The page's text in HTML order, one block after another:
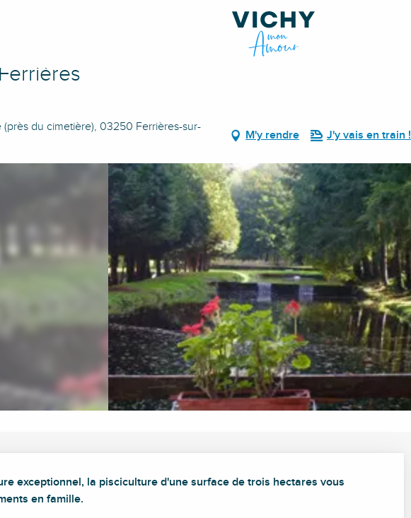
(près du cimetière), 03250 Ferrières-sur-
M'y rendre J'y vais en train !
exceptionnel, la pisciculture d'une surface de trois hectares vous
en famille.